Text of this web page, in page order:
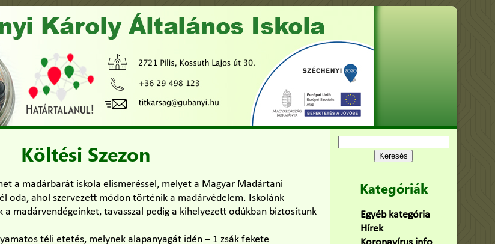
Költési Szezon
a madárbarát iskola elismeréssel, melyet a Magyar Madártani
oda, ahol szervezett módon történik a madárvédelem. Iskolánk
madárvendégeinket, tavasszal pedig a kihelyezett odúkban biztosítunk
téli etetés, melynek alapanyagát idén – 1 zsák fekete
Kategóriák
Egyéb kategória
Hírek(478)